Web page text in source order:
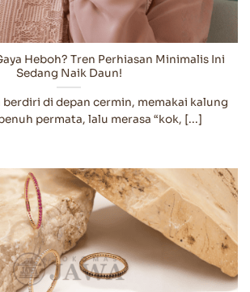
Heboh? Tren Perhiasan Minimalis Ini
Sedang Naik Daun!
berdiri di depan cermin, memakai kalung
permata, lalu merasa “kok, [...]